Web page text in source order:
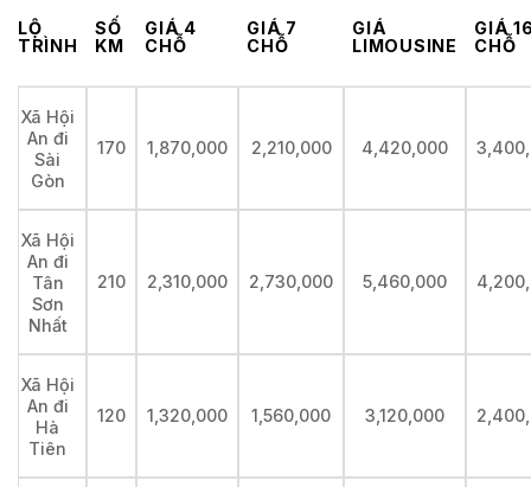
LỘ
TRÌNH
SỐ
KM
GIÁ 4
CHỖ
GIÁ 7
CHỖ
GIÁ
LIMOUSINE
GIÁ
CHỖ
Xã Hội
An đi
Sài
Gòn
170 1,870,000 2,210,000 4,420,000
Xã Hội
An đi
Tân
Sơn
Nhất
210 2,310,000 2,730,000 5,460,000
Xã Hội
An đi
Hà
Tiên
120 1,320,000 1,560,000 3,120,000